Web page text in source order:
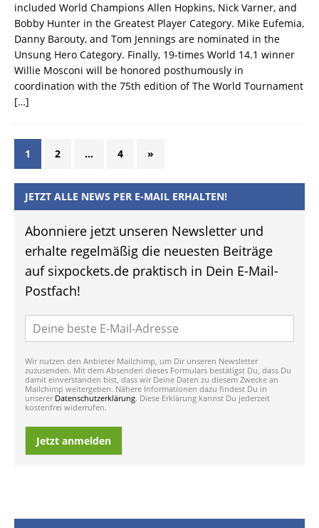
included World Champions Allen Hopkins, Nick Varner, and
Bobby Hunter in the Greatest Player Category. Mike Eufemia,
Danny Barouty, and Tom Jennings are nominated in the
Unsung Hero Category. Finally, 19-times World 14.1 winner
Willie Mosconi will be honored posthumously in
coordination with the 75th edition of The World Tournament
[…]
1 2 … 4 »
JETZT ALLE NEWS PER E-MAIL ERHALTEN!
Abonniere jetzt unseren Newsletter und
erhalte regelmäßig die neuesten Beiträge
auf sixpockets.de praktisch in Dein E-Mail-
Postfach!
Wir nutzen den Anbieter Mailchimp, um Dir unseren Newsletter
zuzusenden. Mit dem Absenden dieses Formulars bestätigst Du, dass Du
damit einverstanden bist, dass wir Deine Daten zu diesem Zwecke an
Mailchimp weitergeben. Nähere Informationen dazu findest Du in
unserer Datenschutzerklärung. Diese Erklärung kannst Du jederzeit
kostenfrei widerrufen.
Jetzt anmelden